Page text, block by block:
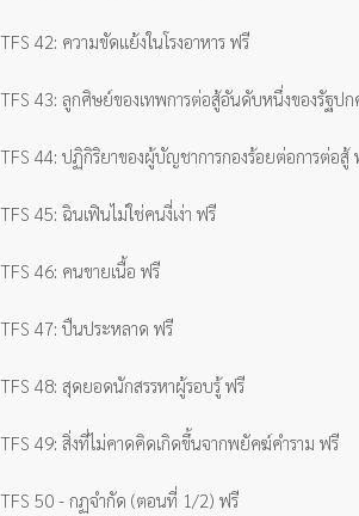
TFS 42: ความขัดแย้งในโรงอาหาร ฟรี
TFS 43: ลูกศิษย์ของเทพการต่อสู้อันดับหนึ่งของรัฐปก
TFS 44: ปฏิกิริยาของผู้บัญชาการกองร้อยต่อการต่อสู้
TFS 45: ฉินเฟินไม่ใช่คนงี่เง่า ฟรี
TFS 46: คนขายเนื้อ ฟรี
TFS 47: ปืนประหลาด ฟรี
TFS 48: สุดยอดนักสรรหาผู้รอบรู้ ฟรี
TFS 49: สิ่งที่ไม่คาดคิดเกิดขึ้นจากพยัคฆ์คำราม ฟรี
TFS 50 - กฏจำกัด (ตอนที่ 1/2) ฟรี